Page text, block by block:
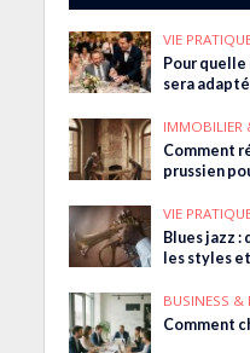
VIE
Pour
sera adapté
IMMOBILIER
Comment
prussien
VIE
Blues jazz :
les styles
BUSINESS &
Comment